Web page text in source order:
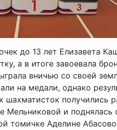
до 13 лет Елизавета
а в итоге завоевала
вничью со своей
на медали, однако
шахматисток получились
Мельниковой и поднялась
томичке Аделине